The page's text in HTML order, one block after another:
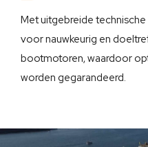
Met uitgebreide
voor nauwkeurig en
bootmotoren, waardoor
worden gegarandeerd.